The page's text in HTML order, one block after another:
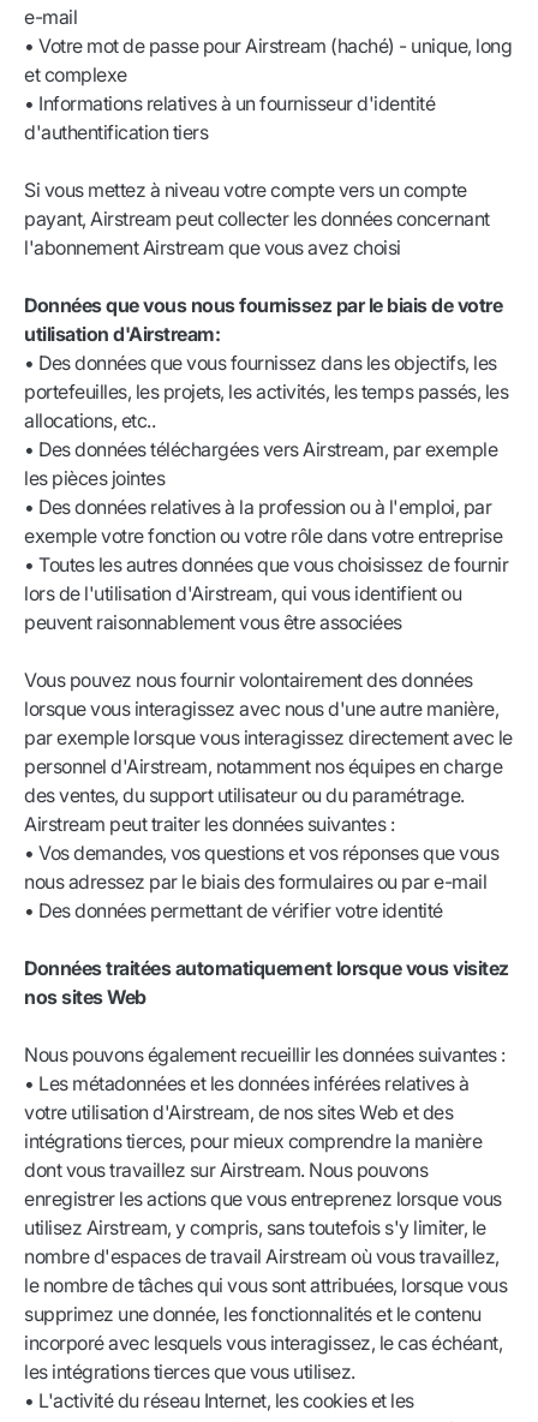
e-mail
• Votre mot de passe pour Airstream (haché) - unique, long
et complexe
• Informations relatives à un fournisseur d'identité
d'authentification tiers
Si vous mettez à niveau votre compte vers un compte
payant, Airstream peut collecter les données concernant
l'abonnement Airstream que vous avez choisi
Données que vous nous fournissez par le biais de votre
utilisation d'Airstream:
• Des données que vous fournissez dans les objectifs, les
portefeuilles, les projets, les activités, les temps passés, les
allocations, etc..
• Des données téléchargées vers Airstream, par exemple
les pièces jointes
• Des données relatives à la profession ou à l'emploi, par
exemple votre fonction ou votre rôle dans votre entreprise
• Toutes les autres données que vous choisissez de fournir
lors de l'utilisation d'Airstream, qui vous identifient ou
peuvent raisonnablement vous être associées
Vous pouvez nous fournir volontairement des données
lorsque vous interagissez avec nous d'une autre manière,
par exemple lorsque vous interagissez directement avec le
personnel d'Airstream, notamment nos équipes en charge
des ventes, du support utilisateur ou du paramétrage.
Airstream peut traiter les données suivantes :
• Vos demandes, vos questions et vos réponses que vous
nous adressez par le biais des formulaires ou par e-mail
• Des données permettant de vérifier votre identité
Données traitées automatiquement lorsque vous visitez
nos sites Web
Nous pouvons également recueillir les données suivantes :
• Les métadonnées et les données inférées relatives à
votre utilisation d'Airstream, de nos sites Web et des
intégrations tierces, pour mieux comprendre la manière
dont vous travaillez sur Airstream. Nous pouvons
enregistrer les actions que vous entreprenez lorsque vous
utilisez Airstream, y compris, sans toutefois s'y limiter, le
nombre d'espaces de travail Airstream où vous travaillez,
le nombre de tâches qui vous sont attribuées, lorsque vous
supprimez une donnée, les fonctionnalités et le contenu
incorporé avec lesquels vous interagissez, le cas échéant,
les intégrations tierces que vous utilisez.
• L'activité du réseau Internet, les cookies et les